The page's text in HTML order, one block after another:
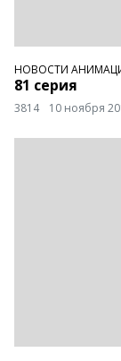
НОВОСТИ
81 серия
3814 10 ноября